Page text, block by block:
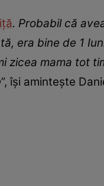
. Probabil că
era bine de 1
zicea mama tot
”, își amintește